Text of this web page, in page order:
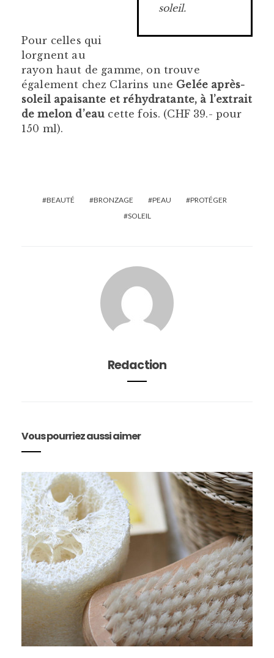
soleil.
Pour celles qui
lorgnent au
rayon haut de gamme, on trouve
également chez Clarins une Gelée après-
soleil apaisante et réhydratante, à l’extrait
de melon d’eau cette fois. (CHF 39.- pour
150 ml).
BEAUTÉ BRONZAGE PEAU
PROTÉGER
SOLEIL
Redaction
Vous pourriez aussi aimer